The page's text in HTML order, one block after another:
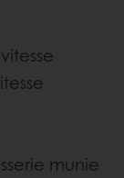
munie